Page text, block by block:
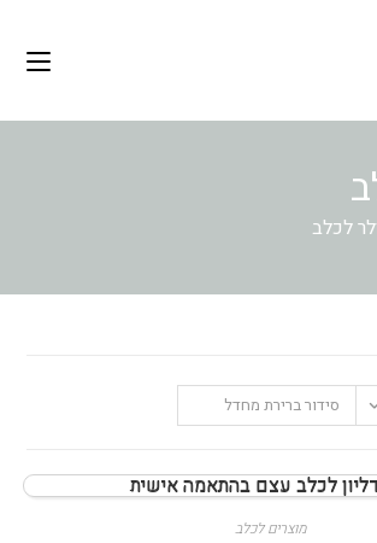
לכלב
סידור ברירת מחדל
מוצרים לכלב